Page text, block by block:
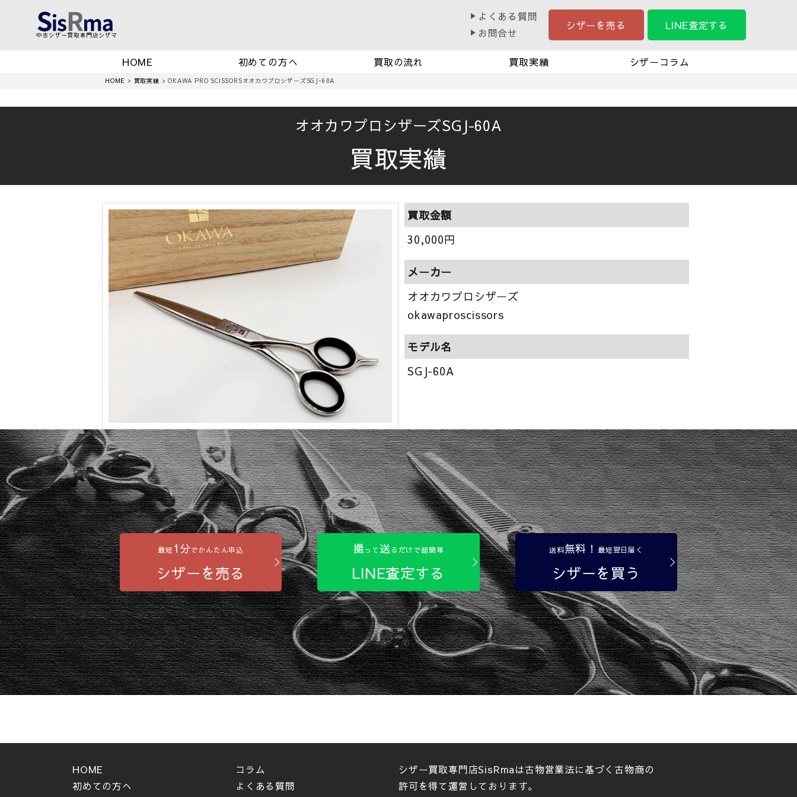
よくある質問
お問合せ
シザーを売る LINE査定する
HOME 初めての方へ 買取の流れ 買取実績 シザーコラム
HOME > 買取実績 >OKAWA PRO SCISSORSオオカワプロシザーズSGJ-60A
オオカワプロシザーズSGJ-60A
買取実績
買取金額
30,000円
メーカー
オオカワプロシザーズ
okawaproscissors
モデル名
SGJ-60A
最短 1分でかんたん申込
シザーを売る
撮って送るだけで超簡単
LINE査定する
送料無料！ 最短翌日届く
シザーを買う
HOME
初めての方へ
コラム
よくある質問
シザー買取専門店SisRmaは古物営業法に基づく古物商の
許可を得て運営しております。